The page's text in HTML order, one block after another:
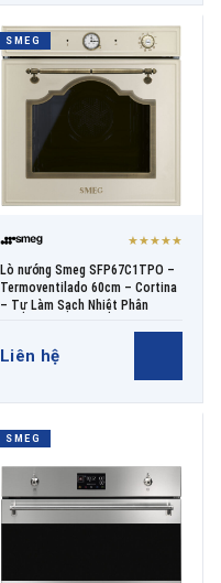
SMEG
★★★★★
Lò nướng Smeg SFP67C1TPO –
Termoventilado 60cm – Cortina
– Tự Làm Sạch Nhiệt Phân
Liên hệ
SMEG